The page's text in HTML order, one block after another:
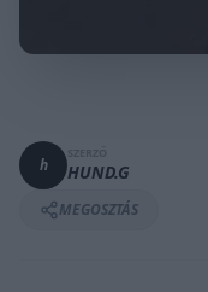
h HUND.G
MEGOSZTÁS